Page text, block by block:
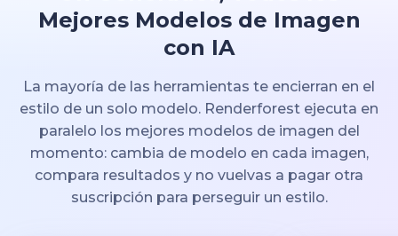
Mejores Modelos de Imagen
con IA
La mayoría de las herramientas te encierran en el
estilo de un solo modelo. Renderforest ejecuta en
paralelo los mejores modelos de imagen del
momento: cambia de modelo en cada imagen,
compara resultados y no vuelvas a pagar otra
suscripción para perseguir un estilo.